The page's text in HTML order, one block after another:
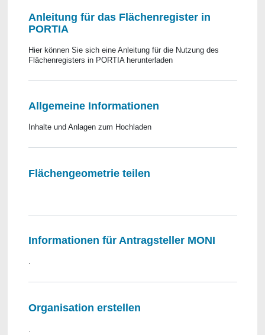
Anleitung für das Flächenregister in
PORTIA
Hier können Sie sich eine Anleitung für die Nutzung des
Flächenregisters in PORTIA herunterladen
Allgemeine Informationen
Inhalte und Anlagen zum Hochladen
Flächengeometrie teilen
Informationen für Antragsteller MONI
.
Organisation erstellen